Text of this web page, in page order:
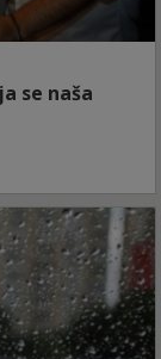
se naša